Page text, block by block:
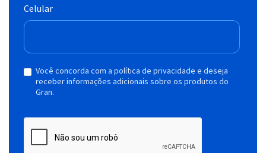
Celular
Você concorda com a política de privacidade e deseja
receber informações adicionais sobre os produtos do
Gran.